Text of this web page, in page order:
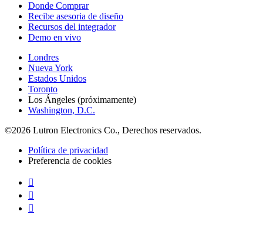
Donde Comprar
Recibe asesoria de diseño
Recursos del integrador
Demo en vivo
Londres
Nueva York
Estados Unidos
Toronto
Los Ángeles (próximamente)
Washington, D.C.
©2026 Lutron Electronics Co., Derechos reservados.
Política de privacidad
Preferencia de cookies